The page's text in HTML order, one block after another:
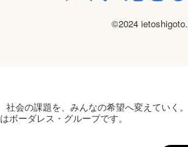
©2024 ietoshigoto.
社会の課題を、みんなの希望へ変えていく。
ボーダレス・グループです。